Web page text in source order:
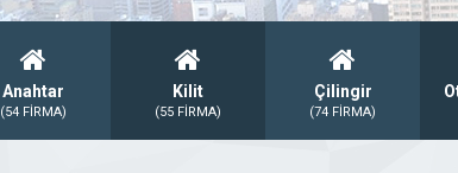
Anahtar
(54 FİRMA)
Kilit
(55 FİRMA)
Çilingir
(74 FİRMA)